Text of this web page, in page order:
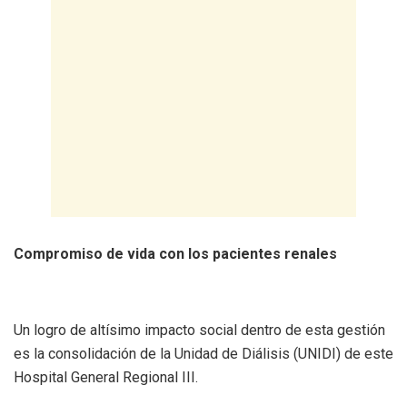
Compromiso de vida con los pacientes renales
Un logro de altísimo impacto social dentro de esta gestión
es la consolidación de la Unidad de Diálisis (UNIDI) de este
Hospital General Regional III.